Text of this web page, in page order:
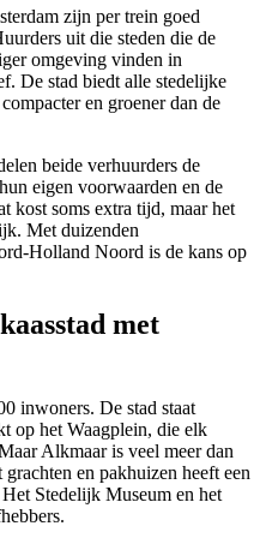
zijn per trein goed
uit die steden die de
omgeving vinden in
De stad biedt alle stedelijke
en groener dan de
beide verhuurders de
eigen voorwaarden en de
kost soms extra tijd, maar het
Met duizenden
Holland Noord is de kans op
met
inwoners. De stad staat
op het Waagplein, die elk
Alkmaar is veel meer dan
en pakhuizen heeft een
Stedelijk Museum en het